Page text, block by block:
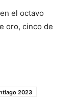
el octavo
oro, cinco de
2023